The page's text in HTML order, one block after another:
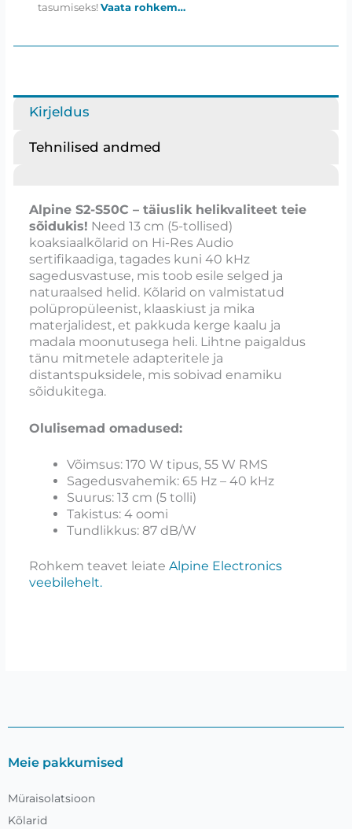
tasumiseks!Vaata rohkem…
Kirjeldus
Tehnilised andmed
Alpine S2-S50C – täiuslik helikvaliteet teie
sõidukis! Need 13 cm (5-tollised)
koaksiaalkõlarid on Hi-Res Audio
sertifikaadiga, tagades kuni 40 kHz
sagedusvastuse, mis toob esile selged ja
naturaalsed helid. Kõlarid on valmistatud
polüpropüleenist, klaaskiust ja mika
materjalidest, et pakkuda kerge kaalu ja
madala moonutusega heli. Lihtne paigaldus
tänu mitmetele adapteritele ja
distantspuksidele, mis sobivad enamiku
sõidukitega.
Olulisemad omadused:
Võimsus: 170 W tipus, 55 W RMS
Sagedusvahemik: 65 Hz – 40 kHz
Suurus: 13 cm (5 tolli)
Takistus: 4 oomi
Tundlikkus: 87 dB/W
Rohkem teavet leiate Alpine Electronics
veebilehelt.
Meie pakkumised
Müraisolatsioon
Kõlarid